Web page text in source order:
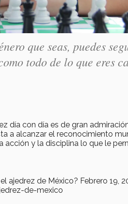
que seas, puedes
todo de lo que eres
día con día es de gran
a alcanzar el reconocimiento
y la disciplina lo que le
ajedrez de México? Febrero 19,
de-mexico